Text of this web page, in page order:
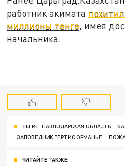
работник акимата
миллионы тенге, имея
начальника.
ТЕГИ: ПАВЛОДАРСКАЯ ОБЛАСТЬ
ЗАПОВЕДНИК "ЕРТИС ОРМАНЫ"
ЧИТАЙТЕ ТАКЖЕ: